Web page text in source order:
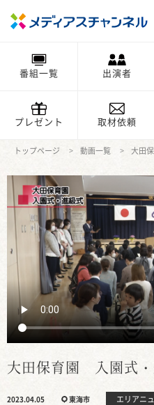
番組一覧 出演者
プレゼント 取材依頼
トップページ 動画一覧 大田
大田保育園 入園式
2023.04.05 東海市 エリアニ